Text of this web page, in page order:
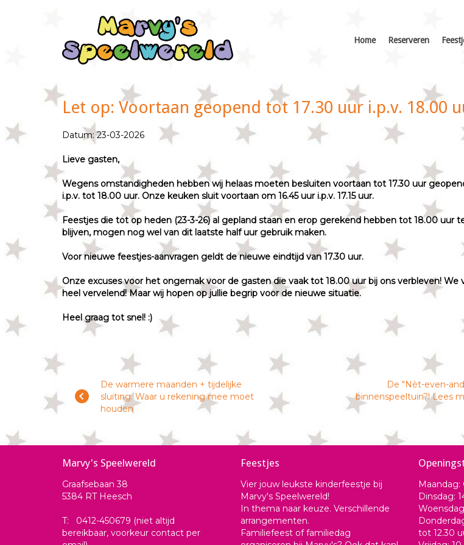
Home Reserveren
Let op: Voortaan geopend tot 17.30 uur i.p.v. 18.00
Datum: 23-03-2026
Lieve gasten,
Wegens omstandigheden hebben wij helaas moeten besluiten voortaan tot 17.30 uur
i.p.v. tot 18.00 uur. Onze keuken sluit voortaan om 16.45 uur i.p.v. 17.15 uur.
Feestjes die tot op heden (23-3-26) al gepland staan en erop gerekend hebben tot 18.00 uur
blijven, mogen nog wel van dit laatste half uur gebruik maken.
Voor nieuwe feestjes-aanvragen geldt de nieuwe eindtijd van 17.30 uur.
Onze excuses voor het ongemak voor de gasten die vaak tot 18.00 uur bij ons verbleven! We
heel vervelend! Maar wij hopen op jullie begrip voor de nieuwe situatie.
Heel graag tot snel! :)
De warmere maanden + tijdelijke
sluiting: Waar u rekening mee moet
houden
De "Nèt-even-
binnenspeeltuin?! Lees
Marvy's Speelwereld
Graafsebaan 38
5384 RT Heesch
T: 0412-450679 (niet altijd
bereikbaar, voorkeur contact per
Feestjes
Vier jouw leukste kinderfeestje bij
Marvy's Speelwereld!
In thema naar keuze. Verschillende
arrangementen.
Familiefeest of familiedag
Maandag:
Dinsdag:
tot 12.30